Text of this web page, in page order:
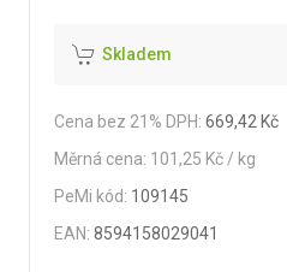
Skladem
Cena bez 21% DPH: 669,42 Kč
Měrná cena: 101,25 Kč / kg
PeMi kód: 109145
EAN:8594158029041